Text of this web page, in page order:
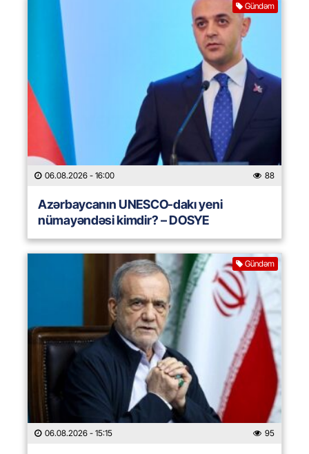
Gündəm
06.08.2026 - 16:00 88
Azərbaycanın UNESCO-dakı yeni
nümayəndəsi kimdir? – DOSYE
Gündəm
06.08.2026 - 15:15 95